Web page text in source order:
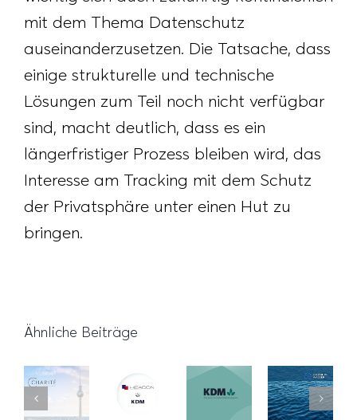
mit dem Thema Datenschutz
auseinanderzusetzen. Die Tatsache, dass
einige strukturelle und technische
Lösungen zum Teil noch nicht verfügbar
sind, macht deutlich, dass es ein
längerfristiger Prozess bleiben wird, das
Interesse am Tracking mit dem Schutz
der Privatsphäre unter einen Hut zu
bringen.
Ähnliche Beiträge
Ausbildungskampagne
unserer
Partnerschaft
Klimaoptimierung
in der
Etat-
Gewinn
HAMBURG